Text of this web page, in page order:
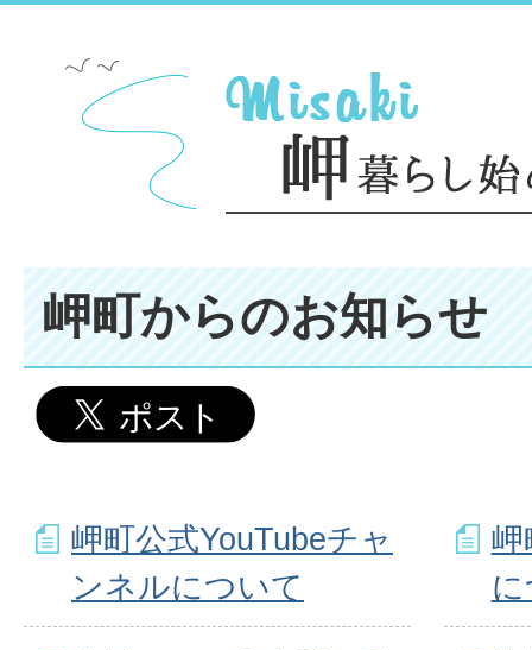
岬町からのお知らせ
岬町公式YouTubeチャ
ンネルについて
岬